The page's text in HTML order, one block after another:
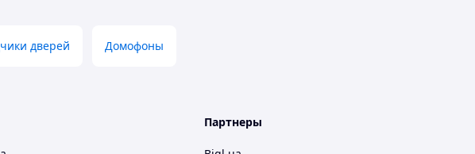
дверей Домофоны
Партнеры